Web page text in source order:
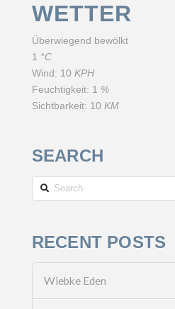
WETTER
Überwiegend bewölkt
1 °C
Wind: 10 KPH
Feuchtigkeit: 1 %
Sichtbarkeit: 10 KM
SEARCH
Search
RECENT POSTS
Wiebke Eden